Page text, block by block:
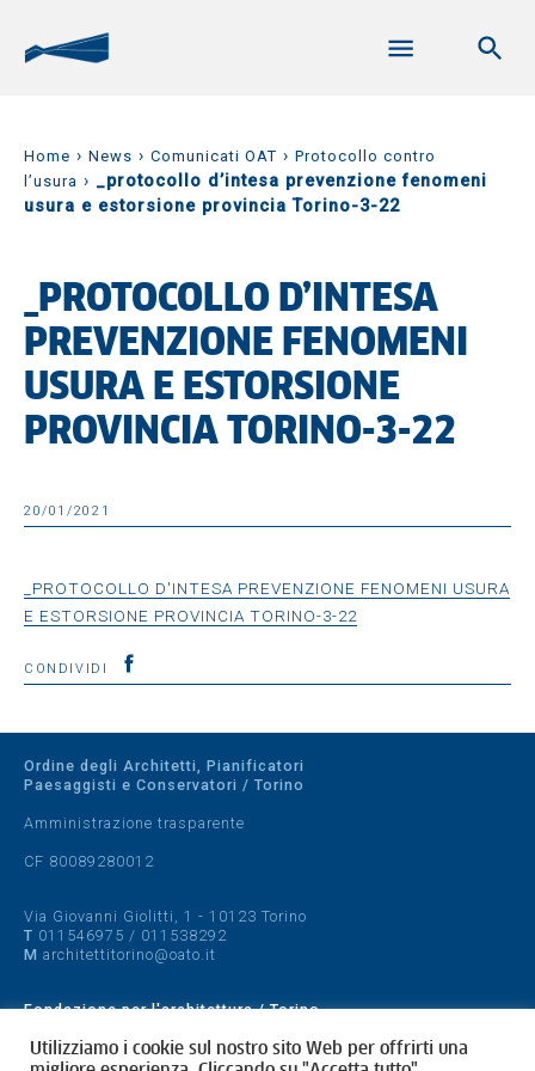
Home › News › Comunicati OAT › Protocollo contro
l’usura › _protocollo d’intesa prevenzione fenomeni
usura e estorsione provincia Torino-3-22
_PROTOCOLLO D’INTESA
PREVENZIONE FENOMENI
USURA E ESTORSIONE
PROVINCIA TORINO-3-22
20/01/2021
_PROTOCOLLO D'INTESA PREVENZIONE FENOMENI USURA
E ESTORSIONE PROVINCIA TORINO-3-22
CONDIVIDI
Ordine degli Architetti, Pianificatori
Paesaggisti e Conservatori / Torino
Amministrazione trasparente
CF 80089280012
Via Giovanni Giolitti, 1 - 10123 Torino
T 011546975 / 011538292
M architettitorino@oato.it
Fondazione per l'architettura / Torino
Designed by quattrolinee.it
Utilizziamo i cookie sul nostro sito Web per offrirti una